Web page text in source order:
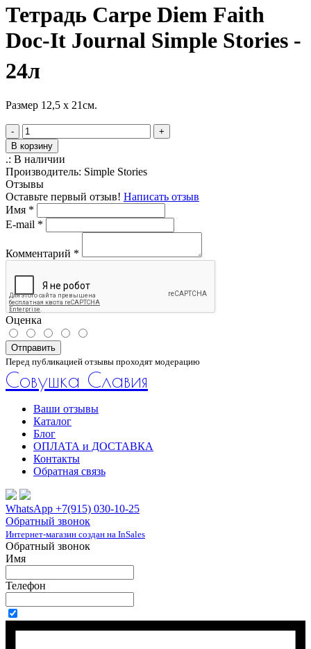
Тетрадь Carpe Diem Faith
Doc-It Journal Simple Stories -
24л
Размер 12,5 х 21см.
-
+
В корзину
.: В наличии
Производитель: Simple Stories
Отзывы
Оставьте первый отзыв! Написать отзыв
Имя *
E-mail *
Комментарий *
Оценка
Отправить
Перед публикацией отзывы проходят модерацию
Совушка Славия
Ваши отзывы
Каталог
Блог
ОПЛАТА и ДОСТАВКА
Контакты
Обратная связь
WhatsApp +7(915) 030-10-25
Обратный звонок
Интернет-магазин создан на InSales
Обратный звонок
Имя
Телефон